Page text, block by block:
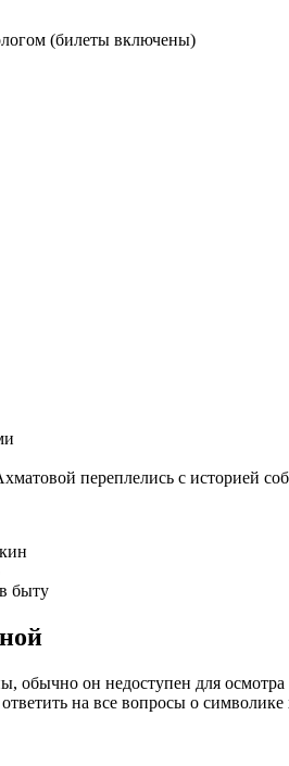
переплелись с историей
быту
обычно он недоступен для осмотра
на все вопросы о